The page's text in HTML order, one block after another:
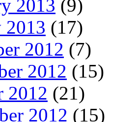
2013 (9)
2013 (17)
2012 (7)
2012 (15)
2012 (21)
2012 (15)